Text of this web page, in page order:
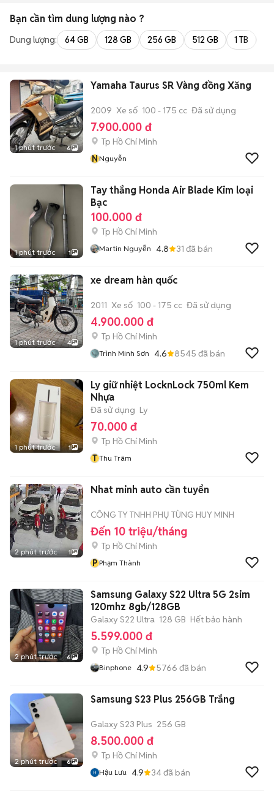
Bạn cần tìm dung lượng nào ?
Dung lượng: 64 GB 128 GB 256 GB 512 GB 1 TB
1 phút trước 6
Yamaha Taurus SR Vàng đồng Xăng
2009 Xe số 100 - 175 cc Đã sử dụng
7.900.000 đ
Tp Hồ Chí Minh
NNguyễn
1 phút trước 1
Tay thắng Honda Air Blade Kim loại
Bạc
100.000 đ
Tp Hồ Chí Minh
Martin Nguyễn 4.8 31 đã bán
1 phút trước 4
xe dream hàn quốc
2011 Xe số 100 - 175 cc Đã sử dụng
4.900.000 đ
Tp Hồ Chí Minh
Trình Minh Sơn 4.6 8545 đã bán
1 phút trước 1
Ly giữ nhiệt LocknLock 750ml Kem
Nhựa
Đã sử dụng Ly
70.000 đ
Tp Hồ Chí Minh
T Thu Trâm
2 phút trước 1
Nhat minh auto cần tuyển
CÔNG TY TNHH PHỤ TÙNG HUY MINH
Đến 10 triệu/tháng
Tp Hồ Chí Minh
P Phạm Thành
2 phút trước 6
Samsung Galaxy S22 Ultra 5G 2sim
120mhz 8gb/128GB
Galaxy S22 Ultra 128 GB Hết bảo hành
5.599.000 đ
Tp Hồ Chí Minh
Binphone 4.9 5766 đã bán
2 phút trước 6
Samsung S23 Plus 256GB Trắng
Galaxy S23 Plus 256 GB
8.500.000 đ
Tp Hồ Chí Minh
Hậu Lưu 4.9 34đã bán